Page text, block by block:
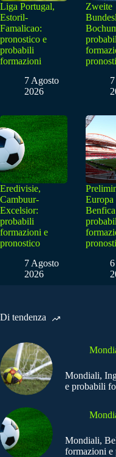
Liga Portugal,
Estoril-
Famalicao:
pronostico e
probabili
formazioni
7 Agosto
2026
Zweite
Eredivisie,
Cambuur-
Excelsior:
probabili
formazioni e
pronostico
7 Agosto
2026
Europa
Di tendenza
Mondiali,
e probabili
Mondiali,
formazioni e